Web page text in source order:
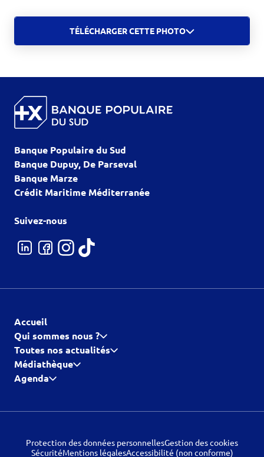
TÉLÉCHARGER CETTE PHOTO
Banque Populaire du Sud
Banque Dupuy, De Parseval
Banque Marze
Crédit Maritime Méditerranée
Suivez-nous
Accueil
Qui sommes nous ?
Toutes nos actualités
Médiathèque
Agenda
Protection des données personnellesGestion des cookies
SécuritéMentions légalesAccessibilité (non conforme)